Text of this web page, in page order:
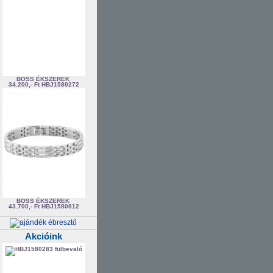
BOSS ÉKSZEREK
34.200,- Ft HBJ1580272
BOSS ÉKSZEREK
43.700,- Ft HBJ1580812
Akcióink